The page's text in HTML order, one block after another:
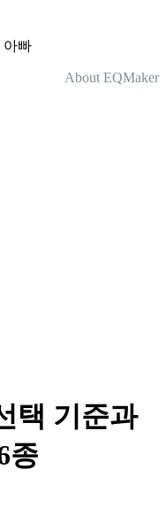
아빠
About EQMaker
택 기준과
종